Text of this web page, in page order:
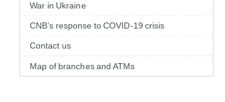
War in Ukraine
CNB’s response to COVID-19 crisis
Contact us
Map of branches and ATMs